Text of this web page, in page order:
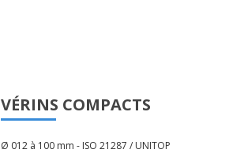
VÉRINS COMPACTS
Ø 012 à 100 mm - ISO 21287 / UNITOP